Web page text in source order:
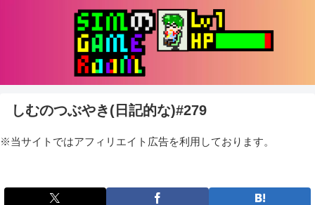
しむのつぶやき(日記的な)#279
※当サイトではアフィリエイト広告を利用しております。